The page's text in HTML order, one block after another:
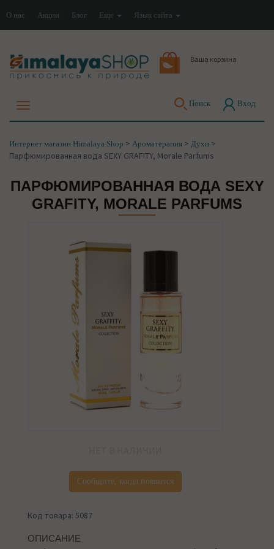
О нас Акции Блог Еще Язык сайта
Ваша корзина
Поиск Вход
Интернет магазин Himalaya Shop > Ароматерапия > Духи >
Парфюмированная вода SEXY GRAFITY, Morale Parfums
ПАРФЮМИРОВАННАЯ ВОДА SEXY
GRAFITY, MORALE PARFUMS
Сообщите, когда появится
Код товара: 5087
ОПИСАНИЕ